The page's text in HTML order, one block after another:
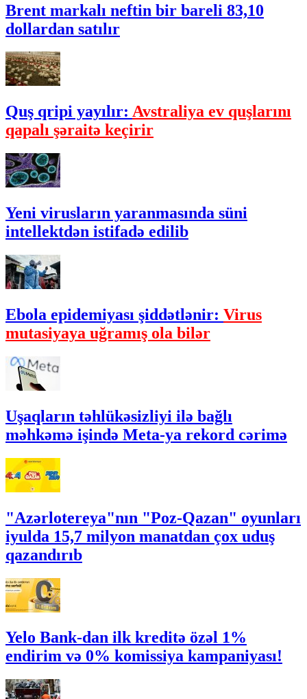
Brent markalı neftin bir bareli 83,10
dollardan satılır
Quş qripi yayılır: Avstraliya ev quşlarını
qapalı şəraitə keçirir
Yeni virusların yaranmasında süni
intellektdən istifadə edilib
Ebola epidemiyası şiddətlənir: Virus
mutasiyaya uğramış ola bilər
Uşaqların təhlükəsizliyi ilə bağlı
məhkəmə işində Meta-ya rekord cərimə
"Azərlotereya"nın "Poz-Qazan" oyunları
iyulda 15,7 milyon manatdan çox uduş
qazandırıb
Yelo Bank-dan ilk kreditə özəl 1%
endirim və 0% komissiya kampaniyası!